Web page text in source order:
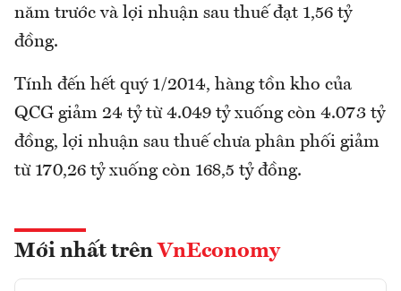
năm trước và lợi nhuận sau thuế đạt 1,56 tỷ
đồng.
Tính đến hết quý 1/2014, hàng tồn kho của
QCG giảm 24 tỷ từ 4.049 tỷ xuống còn 4.073 tỷ
đồng, lợi nhuận sau thuế chưa phân phối giảm
từ 170,26 tỷ xuống còn 168,5 tỷ đồng.
Mới nhất trên VnEconomy